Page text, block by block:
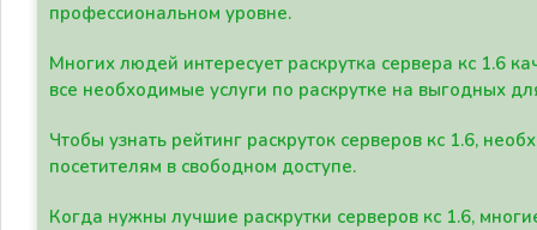
профессиональном уровне.
Многих людей интересует раскрутка сервера кс 1.6
все необходимые услуги по раскрутке на выгодных
Чтобы узнать рейтинг раскруток серверов кс 1.6,
посетителям в свободном доступе.
Когда нужны лучшие раскрутки серверов кс 1.6,